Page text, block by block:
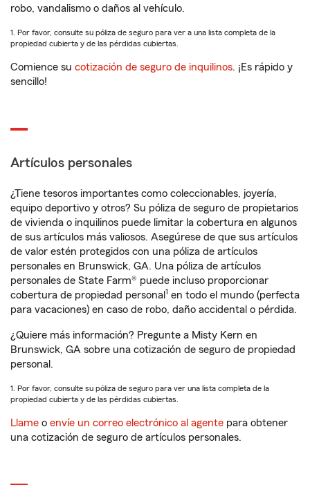
robo, vandalismo o daños al vehículo.
1. Por favor, consulte su póliza de seguro para ver a una lista completa de la
propiedad cubierta y de las pérdidas cubiertas.
Comience su cotización de seguro de inquilinos. ¡Es rápido y
sencillo!
Artículos personales
¿Tiene tesoros importantes como coleccionables, joyería,
equipo deportivo y otros? Su póliza de seguro de propietarios
de vivienda o inquilinos puede limitar la cobertura en algunos
de sus artículos más valiosos. Asegúrese de que sus artículos
de valor estén protegidos con una póliza de artículos
personales en Brunswick, GA. Una póliza de artículos
personales de State Farm® puede incluso proporcionar
cobertura de propiedad personal 1 en todo el mundo (perfecta
para vacaciones) en caso de robo, daño accidental o pérdida.
¿Quiere más información? Pregunte a Misty Kern en
Brunswick, GA sobre una cotización de seguro de propiedad
personal.
1. Por favor, consulte su póliza de seguro para ver una lista completa de la
propiedad cubierta y de las pérdidas cubiertas.
Llame o envíe un correo electrónico al agente para obtener
una cotización de seguro de artículos personales.